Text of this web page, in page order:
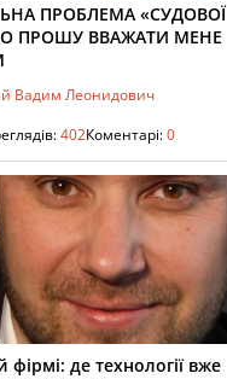
ПРОБЛЕМА «СУДОВОЇ
ПРОШУ ВВАЖАТИ МЕНЕ
Вадим Леонидович
402Коментарі:0
де технології вже